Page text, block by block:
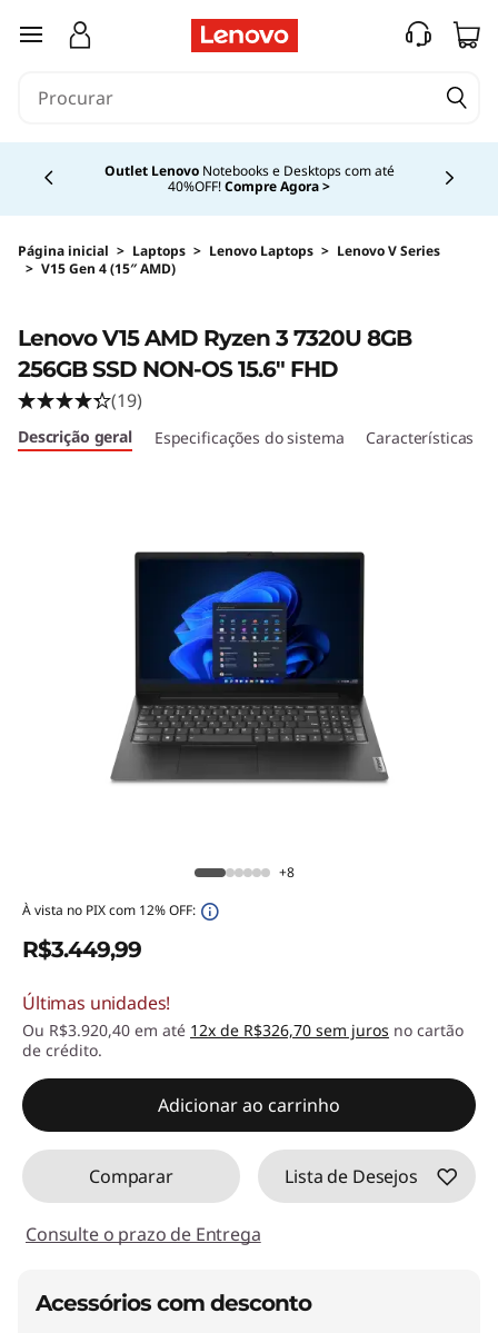
saltar para o conteúdo principal
Outlet Lenovo Notebooks e Desktops com até
40%OFF!Compre Agora >
Página inicial > Laptops > Lenovo Laptops > Lenovo V Series
> V15 Gen 4 (15″ AMD)
Lenovo V15 AMD Ryzen 3 7320U 8GB
256GB SSD NON-OS 15.6" FHD
(19)
Descrição geral Especificações do sistema Características
+8
À vista no PIX com 12% OFF:
R$3.449,99
Últimas unidades!
Ou R$3.920,40 em até 12x de R$326,70 sem juros no cartão
de crédito.
Adicionar ao carrinho
Comparar Lista de Desejos
Consulte o prazo de Entrega
Acessórios com desconto